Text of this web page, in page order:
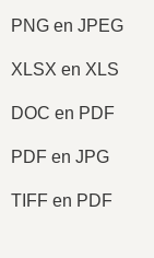
PNG en JPEG
XLSX en XLS
DOC en PDF
PDF en JPG
TIFF en PDF